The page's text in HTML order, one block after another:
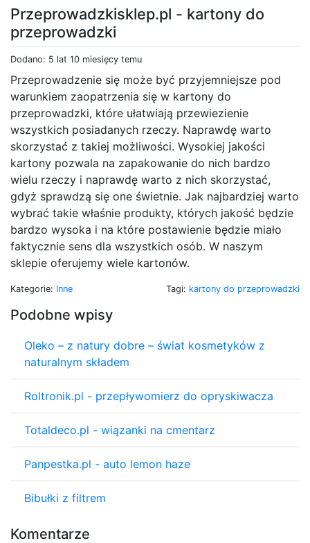
Przeprowadzkisklep.pl - kartony do
przeprowadzki
Dodano: 5 lat 10 miesięcy temu
Przeprowadzenie się może być przyjemniejsze pod
warunkiem zaopatrzenia się w kartony do
przeprowadzki, które ułatwiają przewiezienie
wszystkich posiadanych rzeczy. Naprawdę warto
skorzystać z takiej możliwości. Wysokiej jakości
kartony pozwala na zapakowanie do nich bardzo
wielu rzeczy i naprawdę warto z nich skorzystać,
gdyż sprawdzą się one świetnie. Jak najbardziej warto
wybrać takie właśnie produkty, których jakość będzie
bardzo wysoka i na które postawienie będzie miało
faktycznie sens dla wszystkich osób. W naszym
sklepie oferujemy wiele kartonów.
Kategorie: Inne Tagi: kartony do przeprowadzki
Podobne wpisy
Oleko – z natury dobre – świat kosmetyków z
naturalnym składem
Roltronik.pl - przepływomierz do opryskiwacza
Totaldeco.pl - wiązanki na cmentarz
Panpestka.pl - auto lemon haze
Bibułki z filtrem
Komentarze